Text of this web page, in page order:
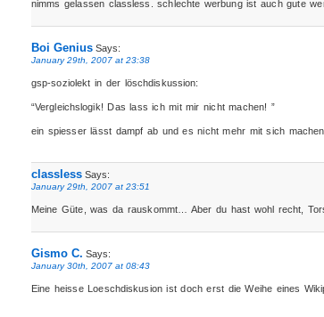
nimms gelassen classless. schlechte werbung ist auch gute
Boi GeniusSays:
January 29th, 2007 at 23:38
gsp-soziolekt in der löschdiskussion:
“Vergleichslogik! Das lass ich mit mir nicht machen! ”
ein spiesser lässt dampf ab und es nicht mehr mit sich
classlessSays:
January 29th, 2007 at 23:51
Meine Güte, was da rauskommt… Aber du hast wohl recht,
Gismo C. Says:
January 30th, 2007 at 08:43
Eine heisse Loeschdiskusion ist doch erst die Weihe eines